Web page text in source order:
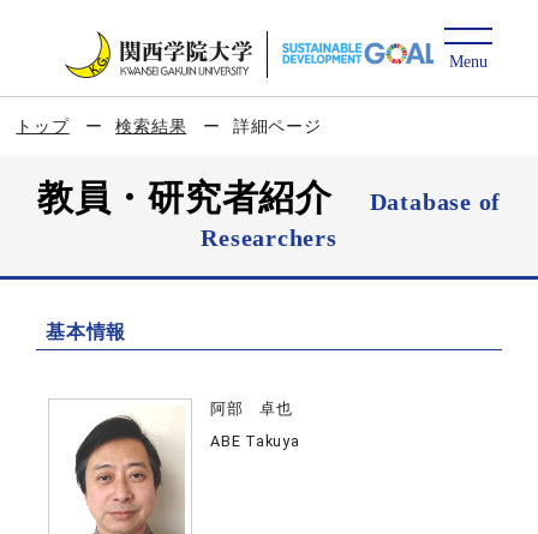
トップ 検索結果 詳細ページ
教員・研究者紹介
Database of
Researchers
基本情報
阿部 卓也
ABE Takuya